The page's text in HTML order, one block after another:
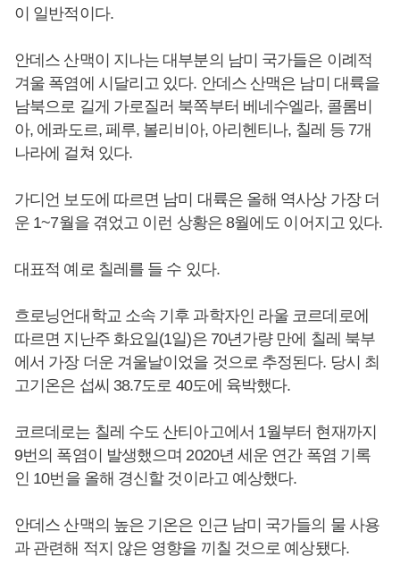
이 일반적이다.
안데스 산맥이 지나는 대부분의 남미 국가들은 이례적
겨울 폭염에 시달리고 있다. 안데스 산맥은 남미 대륙을
남북으로 길게 가로질러 북쪽부터 베네수엘라, 콜롬비
아, 에콰도르, 페루, 볼리비아, 아리헨티나, 칠레 등 7개
나라에 걸쳐 있다.
가디언 보도에 따르면 남미 대륙은 올해 역사상 가장 더
운 1~7월을 겪었고 이런 상황은 8월에도 이어지고 있다.
대표적 예로 칠레를 들 수 있다.
흐로닝언대학교 소속 기후 과학자인 라울 코르데로에
따르면 지난주 화요일(1일)은 70년가량 만에 칠레 북부
에서 가장 더운 겨울날이었을 것으로 추정된다. 당시 최
고기온은 섭씨 38.7도로 40도에 육박했다.
코르데로는 칠레 수도 산티아고에서 1월부터 현재까지
9번의 폭염이 발생했으며 2020년 세운 연간 폭염 기록
인 10번을 올해 경신할 것이라고 예상했다.
안데스 산맥의 높은 기온은 인근 남미 국가들의 물 사용
과 관련해 적지 않은 영향을 끼칠 것으로 예상됐다.